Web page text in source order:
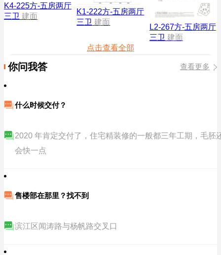
K4-225方-五房两厅
三卫 建面
K1-222方-五房两厅
三卫 建面
L2-267方-五房两厅
三卫 建面
点击查看全部
你问我答 查看更多
什么时候交付？
2020 年肯定交付了，住宅精装修的一般都三年工期，毛胚
会快一点
售楼部在那里？找不到
滨江区闻涛路与杨帆路交叉口